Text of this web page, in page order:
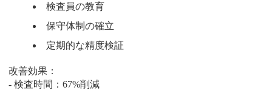
検査員の教育
保守体制の確立
定期的な精度検証
改善効果：
- 検査時間：67%削減